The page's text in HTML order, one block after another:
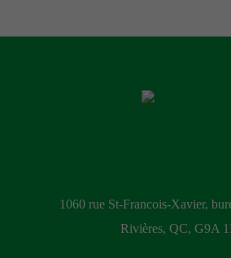
1060 rue St-Francois-Xavier,
Rivières, QC, G9A